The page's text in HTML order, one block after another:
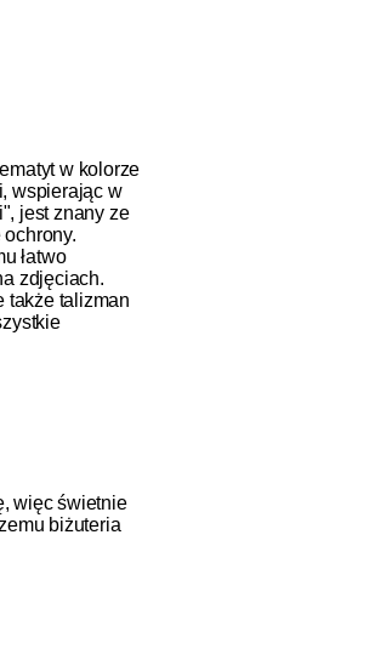
w kolorze
wspierając w
jest znany ze
łatwo
zdjęciach.
także talizman
więc świetnie
biżuteria